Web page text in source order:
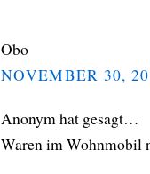
Obo
NOVEMBER 30,
Anonym hat gesagt…
Waren im Wohnmobil